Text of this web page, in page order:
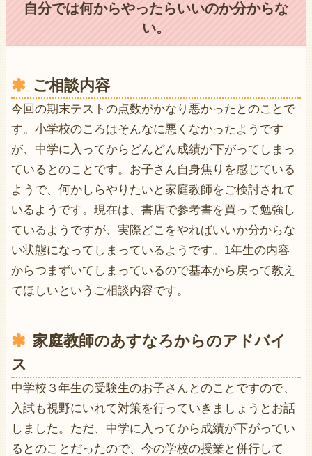
自分では何からやったらいいのか分からな
い。
ご相談内容
今回の期末テストの点数がかなり悪かったとのことで
す。小学校のころはそんなに悪くなかったようです
が、中学に入ってからどんどん成績が下がってしまっ
ているとのことです。お子さん自身焦りを感じている
ようで、何かしらやりたいと家庭教師をご検討されて
いるようです。現在は、書店で参考書を買って勉強し
ているようですが、実際どこをやればいいか分からな
い状態になってしまっているようです。1年生の内容
からつまずいてしまっているので基本から戻って教え
てほしいというご相談内容です。
家庭教師のあすなろからのアドバイ
ス
中学校３年生の受験生のお子さんとのことですので、
入試も視野にいれて対策を行っていきましょうとお話
しました。ただ、中学に入ってから成績が下がってい
るとのことだったので、今の学校の授業と併行して